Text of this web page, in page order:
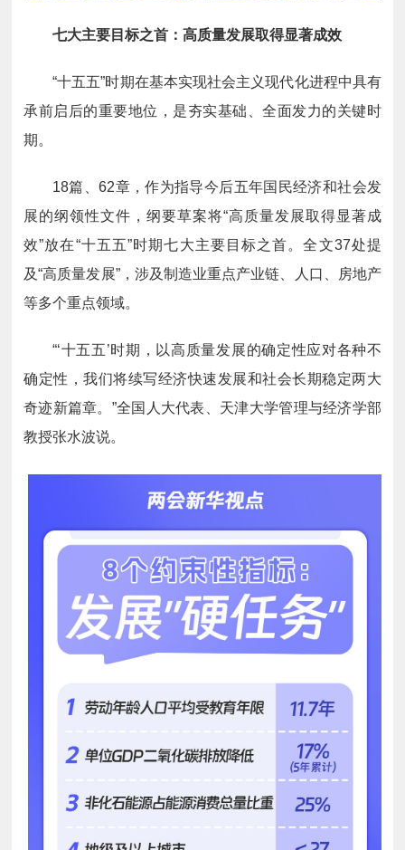
七大主要目标之首：高质量发展取得显著成效
“十五五”时期在基本实现社会主义现代化进程中具有
承前启后的重要地位，是夯实基础、全面发力的关键时
期。
18篇、62章，作为指导今后五年国民经济和社会发
展的纲领性文件，纲要草案将“高质量发展取得显著成
效”放在“十五五”时期七大主要目标之首。全文37处提
及“高质量发展”，涉及制造业重点产业链、人口、房地产
等多个重点领域。
“‘十五五’时期，以高质量发展的确定性应对各种不
确定性，我们将续写经济快速发展和社会长期稳定两大
奇迹新篇章。”全国人大代表、天津大学管理与经济学部
教授张水波说。